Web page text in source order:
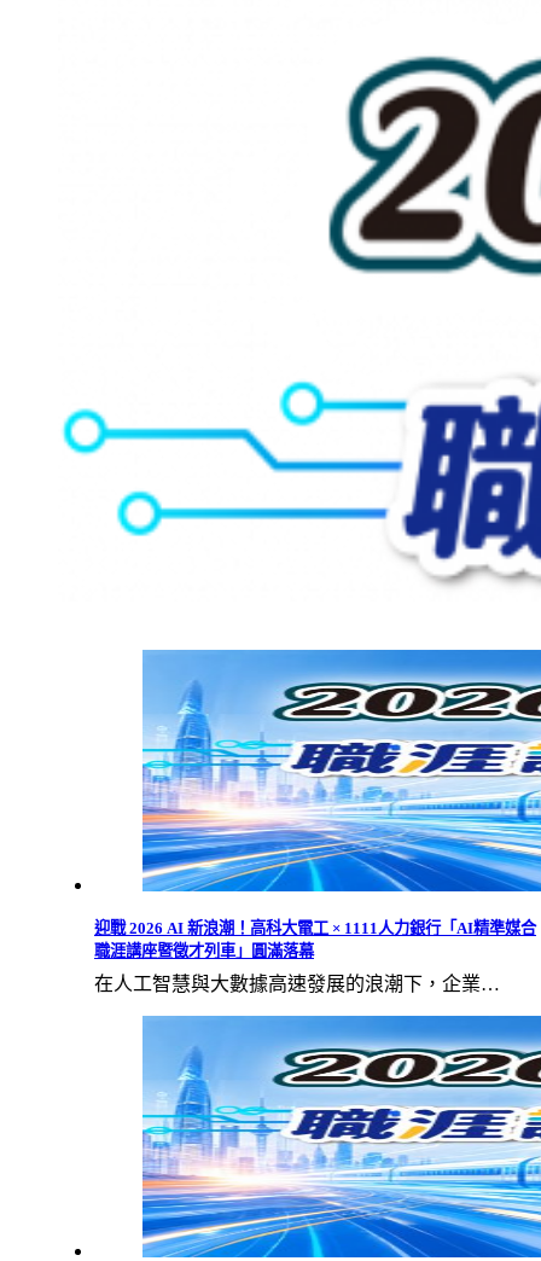
迎戰 2026 AI 新浪潮！高科大電工 × 1111人力銀行「AI精準媒合
職涯講座暨徵才列車」圓滿落幕
在人工智慧與大數據高速發展的浪潮下，企業…